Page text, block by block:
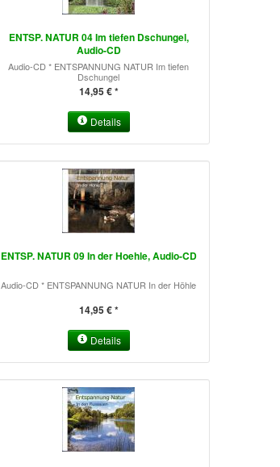
ENTSP. NATUR 04 Im tiefen Dschungel,
Audio-CD
Audio-CD * ENTSPANNUNG NATUR Im tiefen
Dschungel
14,95 € *
Details
ENTSP. NATUR 09 In der Hoehle, Audio-CD
Audio-CD * ENTSPANNUNG NATUR In der Höhle
14,95 € *
Details